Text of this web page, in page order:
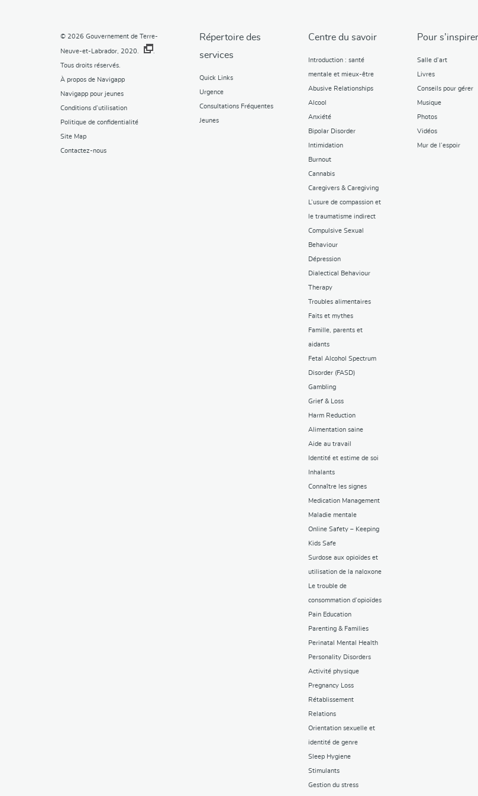
© 2026 Gouvernement de Terre-
Neuve-et-Labrador, 2020.
Tous droits réservés.
À propos de Navigapp
Navigapp pour jeunes
Conditions d’utilisation
Politique de confidentialité
Site Map
Contactez-nous
Répertoire des
services
Quick Links
Urgence
Consultations Fréquentes
Jeunes
Centre du savoir
Introduction : santé
mentale et mieux-être
Abusive Relationships
Alcool
Anxiété
Bipolar Disorder
Intimidation
Burnout
Cannabis
Caregivers & Caregiving
L’usure de compassion et
le traumatisme indirect
Compulsive Sexual
Behaviour
Dépression
Dialectical Behaviour
Therapy
Troubles alimentaires
Faits et mythes
Famille, parents et
aidants
Fetal Alcohol Spectrum
Disorder (FASD)
Gambling
Grief & Loss
Harm Reduction
Alimentation saine
Aide au travail
Identité et estime de soi
Inhalants
Connaître les signes
Medication Management
Maladie mentale
Online Safety – Keeping
Kids Safe
Surdose aux opioïdes et
utilisation de la naloxone
Le trouble de
consommation d’opioïdes
Pain Education
Parenting & Families
Perinatal Mental Health
Personality Disorders
Activité physique
Pregnancy Loss
Rétablissement
Relations
Orientation sexuelle et
identité de genre
Sleep Hygiene
Stimulants
Gestion du stress
Pour s’inspirer
Salle d’art
Livres
Conseils pour gérer
Musique
Photos
Vidéos
Mur de l’espoir